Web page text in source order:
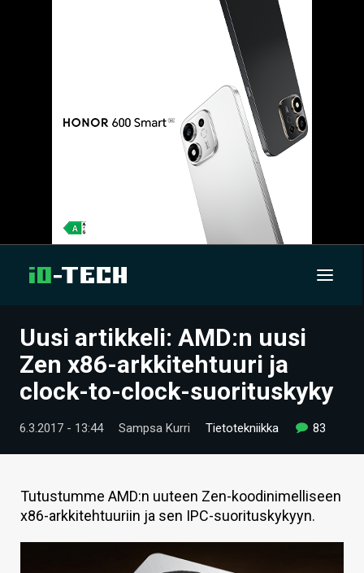
UUTISET
ARTIKKELIT
VIDEOT
TECHBBS
TIETOA
HINTA.FI
Uusi artikkeli: AMD:n uusi
Zen x86-arkkitehtuuri ja
clock-to-clock-suorituskyky
6.3.2017 - 13:44 Sampsa Kurri Tietotekniikka 83
Tutustumme AMD:n uuteen Zen-koodinimelliseen
x86-arkkitehtuuriin ja sen IPC-suorituskykyyn.